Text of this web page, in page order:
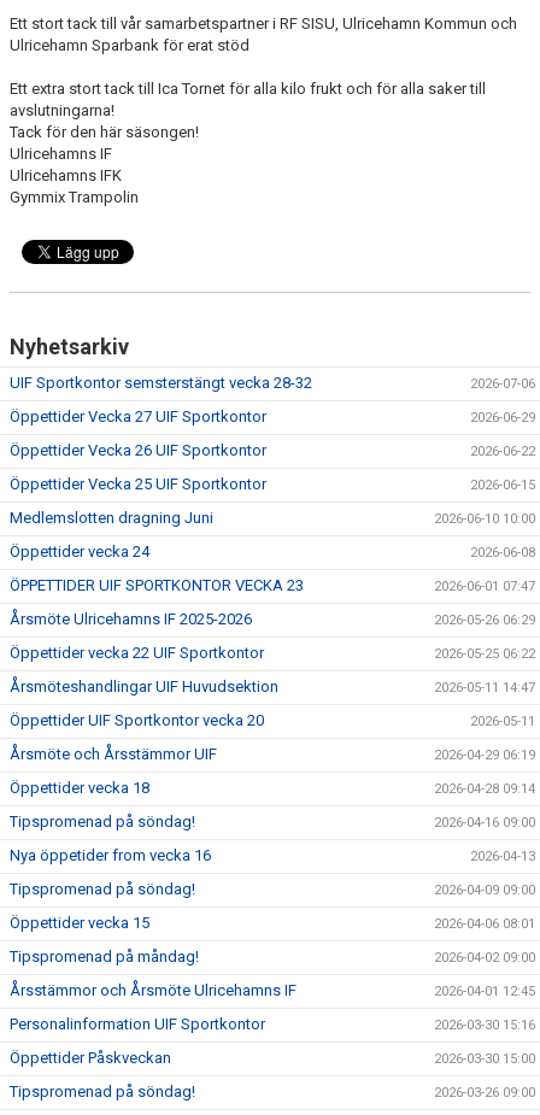
Ett stort tack till vår samarbetspartner i RF SISU, Ulricehamn Kommun och
Ulricehamn Sparbank för erat stöd
Ett extra stort tack till Ica Tornet för alla kilo frukt och för alla saker till
avslutningarna!
Tack för den här säsongen!
Ulricehamns IF
Ulricehamns IFK
Gymmix Trampolin
Nyhetsarkiv
UIF Sportkontor semsterstängt vecka 28-32 2026-07-06
Öppettider Vecka 27 UIF Sportkontor 2026-06-29
Öppettider Vecka 26 UIF Sportkontor 2026-06-22
Öppettider Vecka 25 UIF Sportkontor 2026-06-15
Medlemslotten dragning Juni 2026-06-10 10:00
Öppettider vecka 24 2026-06-08
ÖPPETTIDER UIF SPORTKONTOR VECKA 23 2026-06-01 07:47
Årsmöte Ulricehamns IF 2025-2026 2026-05-26 06:29
Öppettider vecka 22 UIF Sportkontor 2026-05-25 06:22
Årsmöteshandlingar UIF Huvudsektion 2026-05-11 14:47
Öppettider UIF Sportkontor vecka 20 2026-05-11
Årsmöte och Årsstämmor UIF 2026-04-29 06:19
Öppettider vecka 18 2026-04-28 09:14
Tipspromenad på söndag! 2026-04-16 09:00
Nya öppetider from vecka 16 2026-04-13
Tipspromenad på söndag! 2026-04-09 09:00
Öppettider vecka 15 2026-04-06 08:01
Tipspromenad på måndag! 2026-04-02 09:00
Årsstämmor och Årsmöte Ulricehamns IF 2026-04-01 12:45
Personalinformation UIF Sportkontor 2026-03-30 15:16
Öppettider Påskveckan 2026-03-30 15:00
Tipspromenad på söndag! 2026-03-26 09:00